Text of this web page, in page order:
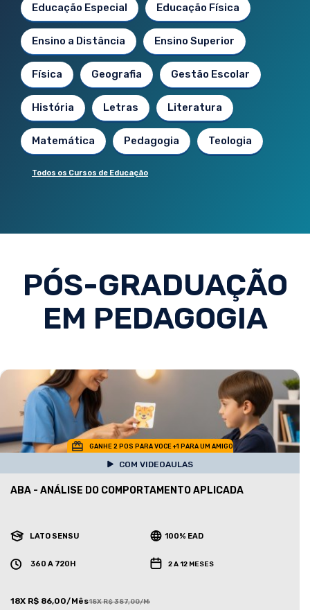
Educação Especial Educação Física
Ensino a Distância Ensino Superior
Física Geografia Gestão Escolar
História Letras Literatura
Matemática Pedagogia Teologia
Todos os Cursos de Educação
PÓS-GRADUAÇÃO
EM PEDAGOGIA
GANHE 2 POS PARA VOCE +1 PARA UM AMIGO
COM VIDEOAULAS
ABA - ANÁLISE DO COMPORTAMENTO APLICADA
LATO SENSU 100% EAD
360 A 720H 2 A 12 MESES
18X R$ 86,00/Mês18X R$ 387,00/Mês